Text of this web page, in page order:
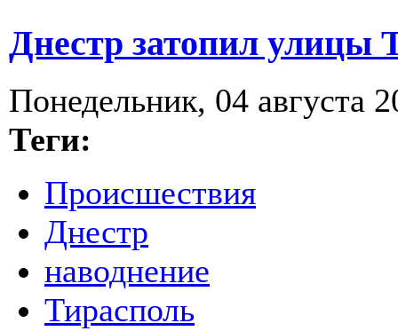
Днестр затопил улицы
Понедельник, 04 августа
Теги:
Происшествия
Днестр
наводнение
Тирасполь